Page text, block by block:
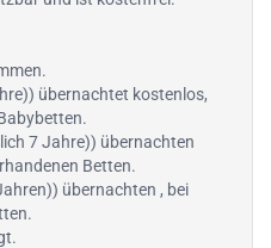
übernachtet kostenlos,
7 Jahre)) übernachten
Betten.
übernachten , bei